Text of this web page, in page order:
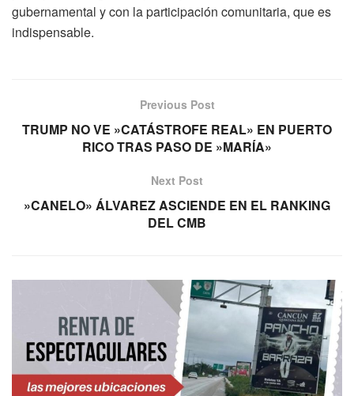
gubernamental y con la participación comunitaria, que es
indispensable.
Previous Post
TRUMP NO VE »CATÁSTROFE REAL» EN PUERTO
RICO TRAS PASO DE »MARÍA»
Next Post
»CANELO» ÁLVAREZ ASCIENDE EN EL RANKING
DEL CMB